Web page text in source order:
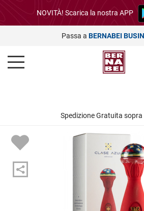
NOVITÀ! Scarica la nostra APP
Passa a BERNABEI
Spedizione Gratuita sopra